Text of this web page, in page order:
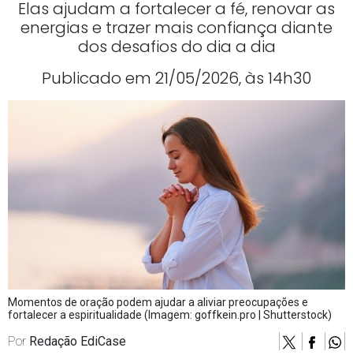
Elas ajudam a fortalecer a fé, renovar as
energias e trazer mais confiança diante
dos desafios do dia a dia
Publicado em 21/05/2026, às 14h30
Momentos de oração podem ajudar a aliviar preocupações e
fortalecer a espiritualidade (Imagem: goffkein.pro | Shutterstock)
Por Redação EdiCase